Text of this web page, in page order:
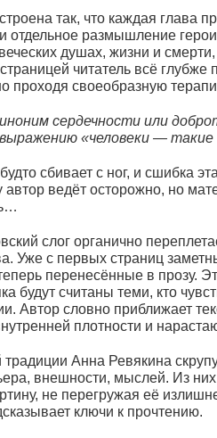
так, что каждая глава
отдельное размышление
душах, жизни и
читатель всё глубже
проходя своеобразную
сердечности или
«человеки — такие
сбивает с ног, и сшибка
автор ведёт осторожно, но
слог органично
Уже с первых страниц
перенесённые в прозу.
будут считаны теми, кто
Автор словно приближает
плотности и
Анна Ревякина
внешности, мыслей. Из
не перегружая её
ключи к прочтению.